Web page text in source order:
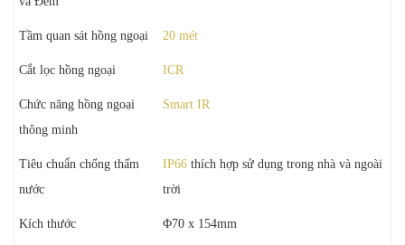
Tầm quan sát hồng ngoại 20 mét
Cắt lọc hồng ngoại ICR
Chức năng hồng ngoại
thông minh
Smart IR
Tiêu chuẩn chống thấm
nước
IP66 thích hợp sử dụng trong nhà và ngoài
trời
Kích thước Φ70 x 154mm